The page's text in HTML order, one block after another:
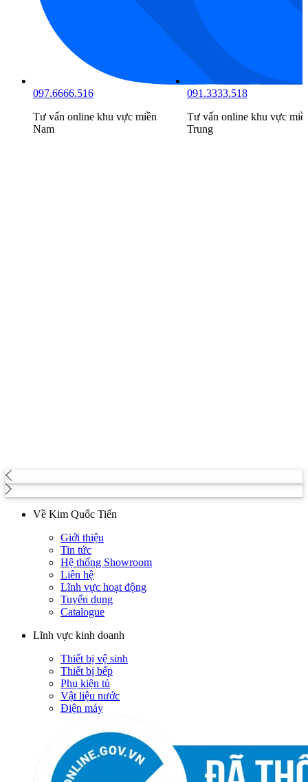
097.6666.516
Tư vấn online khu vực miền
Nam
091.3333.518
Tư vấn online khu vực
Trung
Về Kim Quốc Tiến
Giới thiệu
Tin tức
Hệ thống Showroom
Liên hệ
Lĩnh vực hoạt động
Tuyển dụng
Catalogue
Lĩnh vực kinh doanh
Thiết bị vệ sinh
Thiết bị bếp
Phụ kiện tủ
Vật liệu nước
Điện máy